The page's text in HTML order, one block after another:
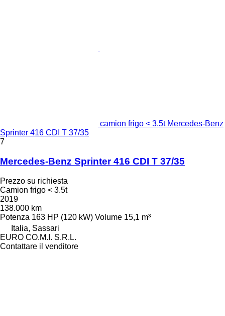
camion frigo < 3.5t Mercedes-Benz
Sprinter 416 CDI T 37/35
7
Mercedes-Benz Sprinter 416 CDI T 37/35
Prezzo su richiesta
Camion frigo < 3.5t
2019
138.000 km
Potenza 163 HP (120 kW) Volume 15,1 m³
Italia, Sassari
EURO CO.M.I. S.R.L.
Contattare il venditore